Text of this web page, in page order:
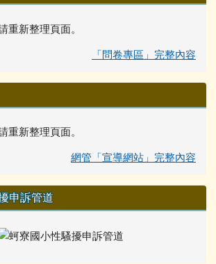
重新整理頁面。
「問卷專區」完整內容
重新整理頁面。
網管「宣導網站」完整內容
申訴管道